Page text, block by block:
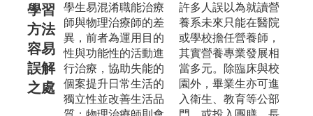
學習
方法
容易
誤解
之處
學生易混淆職能治療
師與物理治療師的差
異，前者為運用目的
性與功能性的活動進
行治療，協助失能的
個案提升日常生活的
獨立性並改善生活品
許多人誤以為就讀營
養系未來只能在醫院
或學校擔任營養師，
其實營養專業發展相
當多元。除臨床與校
園外，畢業生亦可進
入衛生、教育等公部